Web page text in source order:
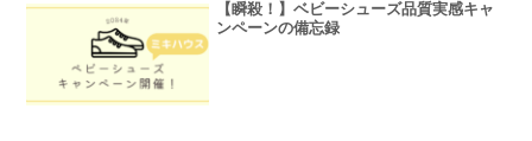
【瞬殺！】ベビーシューズ品質実感キャ
ンペーンの備忘録